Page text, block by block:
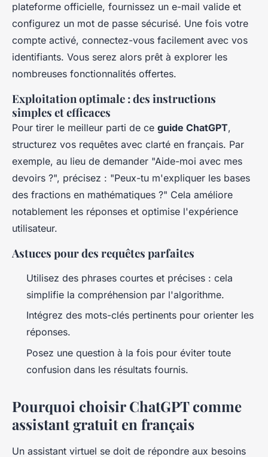
plateforme officielle, fournissez un e-mail valide et
configurez un mot de passe sécurisé. Une fois votre
compte activé, connectez-vous facilement avec vos
identifiants. Vous serez alors prêt à explorer les
nombreuses fonctionnalités offertes.
Exploitation optimale : des instructions
simples et efficaces
Pour tirer le meilleur parti de ce guide ChatGPT,
structurez vos requêtes avec clarté en français. Par
exemple, au lieu de demander "Aide-moi avec mes
devoirs ?", précisez : "Peux-tu m'expliquer les bases
des fractions en mathématiques ?" Cela améliore
notablement les réponses et optimise l'expérience
utilisateur.
Astuces pour des requêtes parfaites
Utilisez des phrases courtes et précises : cela
simplifie la compréhension par l'algorithme.
Intégrez des mots-clés pertinents pour orienter les
réponses.
Posez une question à la fois pour éviter toute
confusion dans les résultats fournis.
Pourquoi choisir ChatGPT comme
assistant gratuit en français
Un assistant virtuel se doit de répondre aux besoins